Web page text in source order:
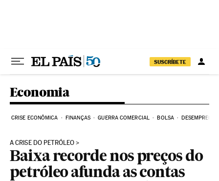
SUSCRÍBETE
Economia
CRISE ECONÔMICA FINANÇAS GUERRA COMERCIAL BOLSA DESEMPREGO
A CRISE DO PETRÓLEO
Baixa recorde nos preços do
petróleo afunda as contas